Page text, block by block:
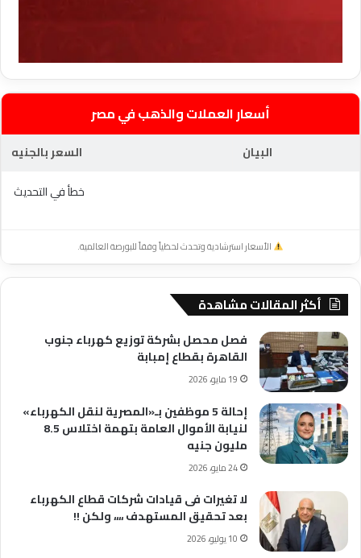
أسعار العملات والذهب في مصر
البيان
السعر بالجنيه
خطأ في التحديث
الأسعار استرشادية وتحدث لحظياً وفقاً للبورصة العالمية.
أكثر المقالات مشاهدة
فصل محصل بشركة توزيع كهرباء جنوب
القاهرة بقطاع إمبابة
19 مايو، 2026
إحالة 5 موظفين بـ«المصرية لنقل الكهرباء»
لنيابة الأموال العامة بتهمة اختلاس 8.5
مليون جنيه
24 مايو، 2026
لا تغيرات فى قيادات شركات قطاع الكهرباء
بعد تحقيق المستهدف ،،،، ولكن !!
10 يوليو، 2026